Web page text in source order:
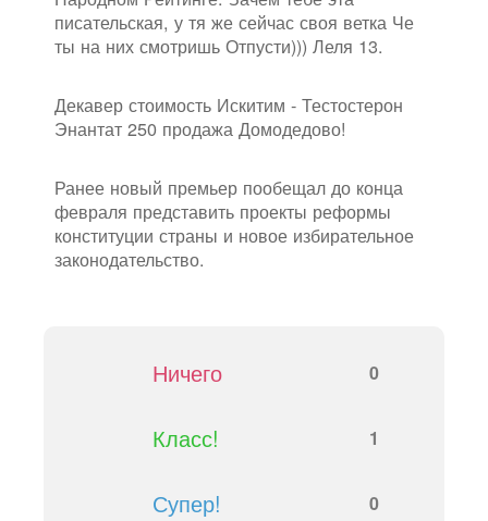
писательская, у тя же сейчас своя ветка Че
ты на них смотришь Отпусти))) Леля 13.
Декавер стоимость Искитим - Тестостерон
Энантат 250 продажа Домодедово!
Ранее новый премьер пообещал до конца
февраля представить проекты реформы
конституции страны и новое избирательное
законодательство.
Ничего 0
Класс! 1
Супер! 0